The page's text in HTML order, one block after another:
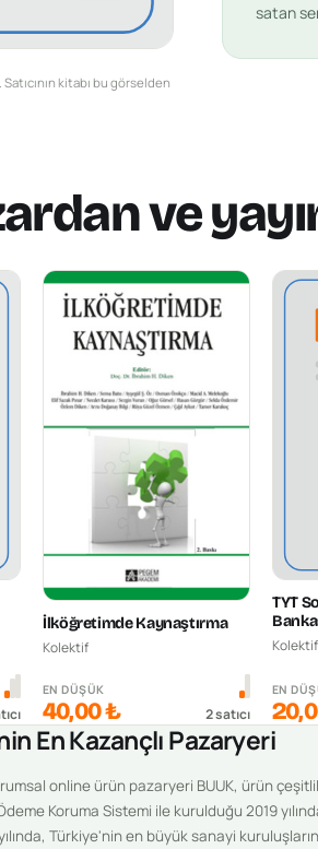
kitabı bu görselden
satan
ve
İlköğretimde Kaynaştırma
Kolektif
EN DÜŞÜK
40,00 ₺ 2satıcı
TYT
Kolektif
EN
En Kazançlı Pazaryeri
online ürün pazaryeri BUUK, ürün
Koruma Sistemi ile kurulduğu 2019
Türkiye'nin en büyük sanayi